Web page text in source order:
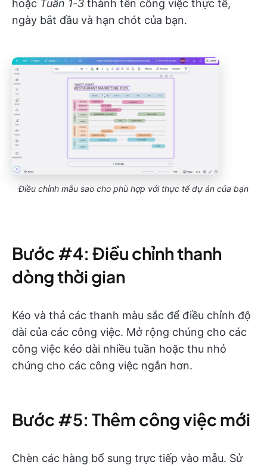
hoặc Tuần 1-3 thành tên công việc thực tế,
ngày bắt đầu và hạn chót của bạn.
Điều chỉnh mẫu sao cho phù hợp với thực tế dự án của bạn
Bước #4: Điều chỉnh thanh
dòng thời gian
Kéo và thả các thanh màu sắc để điều chỉnh độ
dài của các công việc. Mở rộng chúng cho các
công việc kéo dài nhiều tuần hoặc thu nhỏ
chúng cho các công việc ngắn hơn.
Bước #5: Thêm công việc mới
Chèn các hàng bổ sung trực tiếp vào mẫu. Sử